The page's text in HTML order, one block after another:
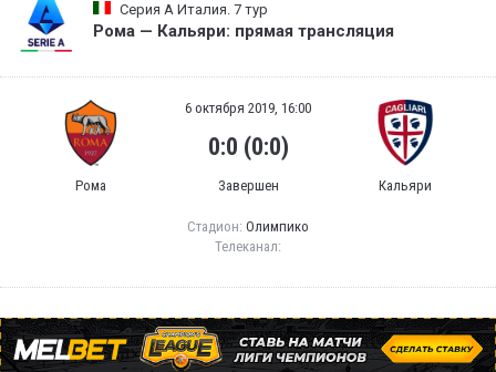
Серия А Италия. 7 тур
Рома — Кальяри: прямая трансляция
Рома
6 октября 2019, 16:00
0:0 (0:0)
Завершен Кальяри
Стадион: Олимпико
Телеканал: